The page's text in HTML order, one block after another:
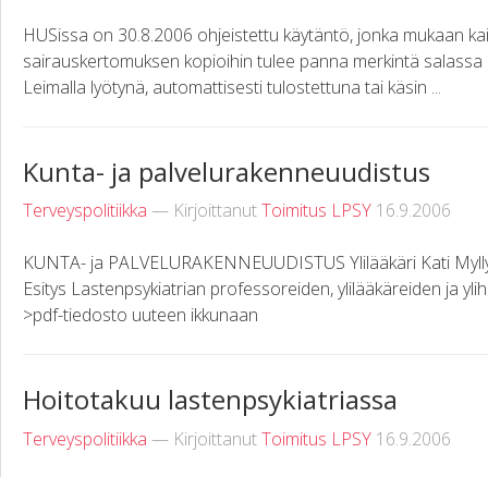
HUSissa on 30.8.2006 ohjeistettu käytäntö, jonka mukaan
sairauskertomuksen kopioihin tulee panna merkintä
Leimalla lyötynä, automattisesti tulostettuna tai käsin ...
Kunta- ja palvelurakenneuudistus
Terveyspolitiikka — KirjoittanutToimitus LPSY 16.9.2006
KUNTA- ja PALVELURAKENNEUUDISTUS Ylilääkäri Kati
Esitys Lastenpsykiatrian professoreiden, ylilääkäreiden ja
>pdf-tiedosto uuteen ikkunaan
Hoitotakuu lastenpsykiatriassa
Terveyspolitiikka — KirjoittanutToimitus LPSY 16.9.2006